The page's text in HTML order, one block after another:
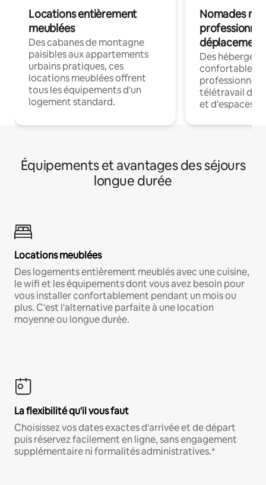
Locations entièrement
meublées
Des cabanes de montagne
paisibles aux appartements
urbains pratiques, ces
locations meublées offrent
tous les équipements d'un
logement standard.
Nomades
déplacement
Des
confortables
professionnels
télétravail
et d'espaces
Équipements et avantages des séjours
longue durée
Locations meublées
Des logements entièrement meublés avec une cuisine,
le wifi et les équipements dont vous avez besoin pour
vous installer confortablement pendant un mois ou
plus. C'est l'alternative parfaite à une location
moyenne ou longue durée.
La flexibilité qu'il vous faut
Choisissez vos dates exactes d'arrivée et de départ
puis réservez facilement en ligne, sans engagement
supplémentaire ni formalités administratives.*